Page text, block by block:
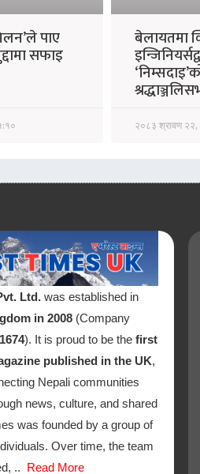
पाए
सफाइ
बेलायतमा
२०८३ श्रावण
Ltd. was established in
in 2008 (Company
). It is proud to be thefirst
published in the UK,
Nepali communities
news, culture, and shared
was founded by a group of
Over time, the team
.. Read More